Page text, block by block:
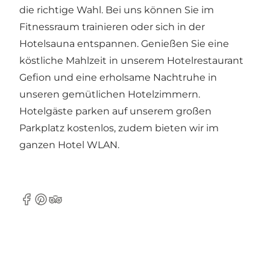
die richtige Wahl. Bei uns können Sie im
Fitnessraum trainieren oder sich in der
Hotelsauna entspannen. Genießen Sie eine
köstliche Mahlzeit in unserem Hotelrestaurant
Gefion und eine erholsame Nachtruhe in
unseren gemütlichen Hotelzimmern.
Hotelgäste parken auf unserem großen
Parkplatz kostenlos, zudem bieten wir im
ganzen Hotel WLAN.
Facebook
Pinterest
Tripadvisor